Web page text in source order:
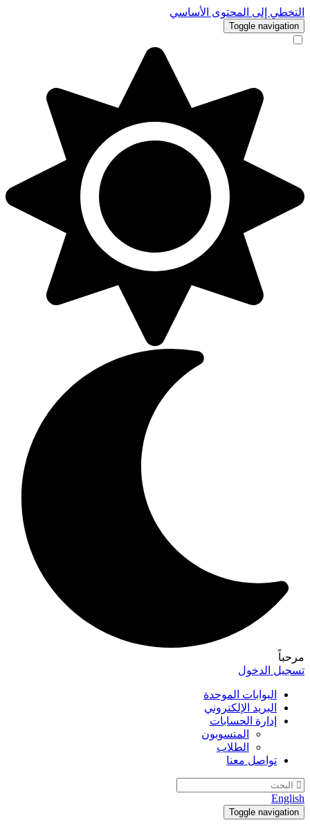
إلى المحتوى الأساسي
Toggle
الدخول
البوابات الموحدة
البريد الإلكتروني
إدارة الحسابات
المنسوبون
الطلاب
تواصل معنا
Toggle